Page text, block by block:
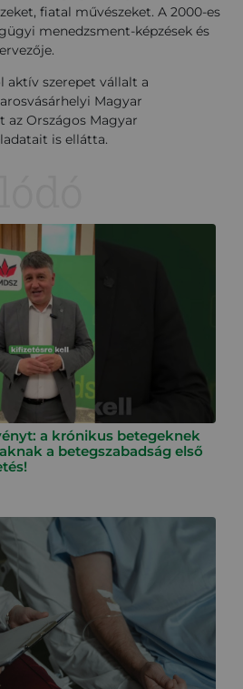
fiatal művészeket. A 2000-es
menedzsment-képzések és
aktív szerepet vállalt a
Magyar
az Országos Magyar
is ellátta.
a krónikus betegeknek
a betegszabadság első